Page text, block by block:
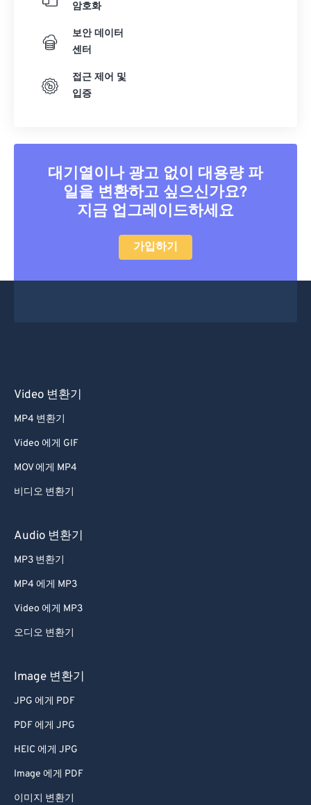
암호화
보안 데이터
센터
접근 제어 및
입증
대기열이나 광고 없이 대용량 파
일을 변환하고 싶으신가요?
지금 업그레이드하세요
가입하기
Video 변환기
MP4 변환기
Video 에게 GIF
MOV 에게 MP4
비디오 변환기
Audio 변환기
MP3 변환기
MP4 에게 MP3
Video 에게 MP3
오디오 변환기
Image 변환기
JPG 에게 PDF
PDF 에게 JPG
HEIC 에게 JPG
Image 에게 PDF
이미지 변환기